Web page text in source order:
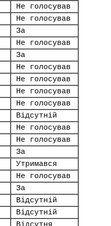
Не голосував
Не голосував
За
Не голосував
За
Не голосував
Не голосував
Не голосував
Не голосував
Відсутній
Не голосував
Не голосував
За
Утримався
Не голосував
За
Відсутній
Відсутній